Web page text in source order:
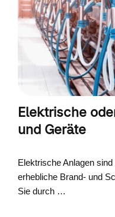
Elektrische
und Geräte
Elektrische Anlagen
erhebliche Brand- und
Sie durch …